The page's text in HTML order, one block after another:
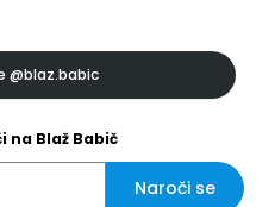
@blaz.babic
na Blaž Babič
Naroči se